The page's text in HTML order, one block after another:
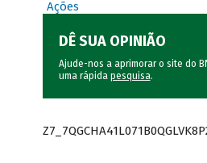
Ações
DÊ SUA OPINIÃO
Ajude-nos a aprimorar o site do
uma rápida pesquisa.